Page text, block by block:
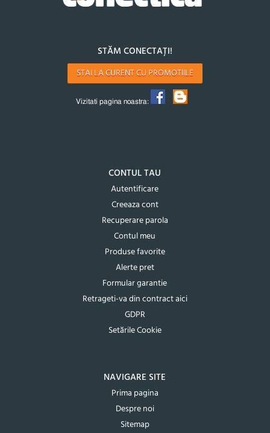
STĂM CONECTAȚI!
STAI LA CURENT CU PROMOTIILE
Vizitati pagina noastra:
CONTUL TAU
Autentificare
Creeaza cont
Recuperare parola
Contul meu
Produse favorite
Alerte pret
Formular garantie
Retrageti-va din contract aici
GDPR
Setările Cookie
NAVIGARE SITE
Prima pagina
Despre noi
Sitemap